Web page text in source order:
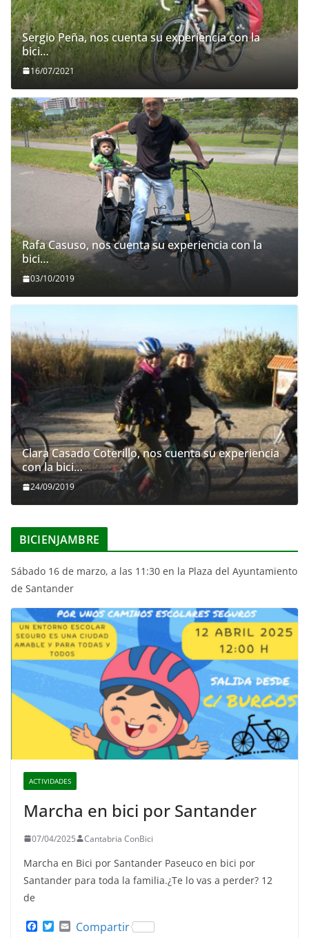
Sergio Peña, nos cuenta su experiencia con la
bici…
16/07/2021
Rafa Casuso, nos cuenta su experiencia con la
bici…
03/10/2019
Clara Casado Coterillo, nos cuenta su experiencia
con la bici…
24/09/2019
BICIENJAMBRE
Sábado 16 de marzo, a las 11:30 en la Plaza del Ayuntamiento
de Santander
ACTIVIDADES
Marcha en bici por Santander
07/04/2025 Cantabria ConBici
Marcha en Bici por Santander Paseuco en bici por
Santander para toda la familia.¿Te lo vas a perder? 12
de
T Compartir